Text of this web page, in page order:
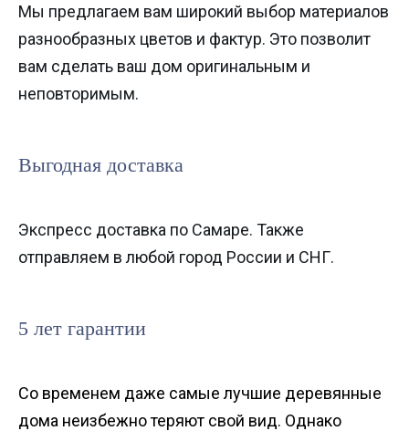
Мы предлагаем вам широкий выбор материалов
разнообразных цветов и фактур. Это позволит
вам сделать ваш дом оригинальным и
неповторимым.
Выгодная доставка
Экспресс доставка по Самаре. Также
отправляем в любой город России и СНГ.
5 лет гарантии
Со временем даже самые лучшие деревянные
дома неизбежно теряют свой вид. Однако